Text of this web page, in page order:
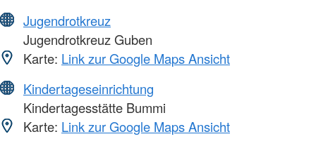
Jugendrotkreuz
Jugendrotkreuz Guben
Karte: Link zur Google Maps Ansicht
Kindertageseinrichtung
Kindertagesstätte Bummi
Karte: Link zur Google Maps Ansicht